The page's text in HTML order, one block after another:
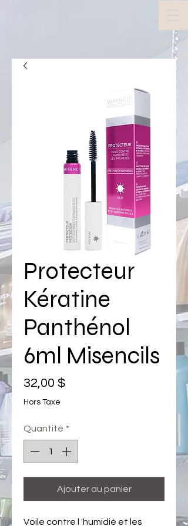
Protecteur
Kératine
Panthénol
6ml Misencils
32,00 $
Hors Taxe
Quantité *
Ajouter au panier
Voile contre l 'humidié et les